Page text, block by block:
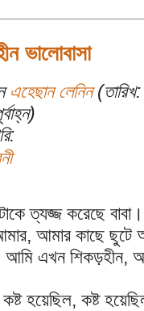
ভালোবাসা
এহেছান লেনিন
ত্যজ্জ করেছে
আমার কাছে ছুটে
আমি এখন শিকড়হীন,
হয়েছিল, কষ্ট